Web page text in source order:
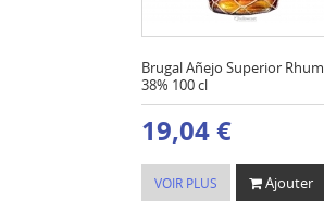
Brugal Añejo Superior Rhum
38% 100 cl
19,04 €
VOIR PLUS Ajouter